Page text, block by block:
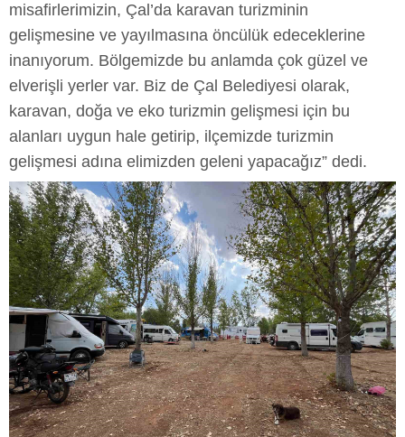
misafirlerimizin, Çal’da karavan turizminin
gelişmesine ve yayılmasına öncülük edeceklerine
inanıyorum. Bölgemizde bu anlamda çok güzel ve
elverişli yerler var. Biz de Çal Belediyesi olarak,
karavan, doğa ve eko turizmin gelişmesi için bu
alanları uygun hale getirip, ilçemizde turizmin
gelişmesi adına elimizden geleni yapacağız” dedi.